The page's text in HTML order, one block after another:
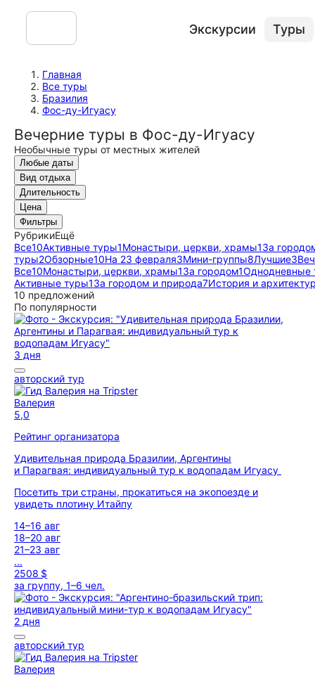
Экскурсии Туры
Главная
Все туры
Бразилия
Фос-ду-Игуасу
Вечерние туры в Фос-ду-Игуасу
Необычные туры от местных жителей
Любые даты
Вид отдыха
Длительность
Цена
Фильтры
РубрикиЕщё
Все10Активные туры1Монастыри, церкви, храмы1За
туры2Обзорные10На 23 февраля3Мини-группы8Лучшие3
Все10Монастыри, церкви, храмы1За городом1Однодневные
Активные туры1За городом и природа7История и
10 предложений
По популярности
3 дня
авторский тур
Валерия
5,0
Рейтинг организатора
Удивительная природа Бразилии, Аргентины
и Парагвая: индивидуальный тур к водопадам Игуасу
Посетить три страны, прокатиться на экопоезде и
увидеть плотину Итайпу
14–16 авг
18–20 авг
21–23 авг
...
2508 $
за группу, 1–6 чел.
2 дня
авторский тур
Валерия